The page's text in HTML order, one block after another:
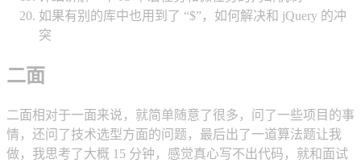
如果有别的库中也用到了 “$”，如何解决和 jQuery 的冲
突
二面
二面相对于一面来说，就简单随意了很多，问了一些项目的事
情，还问了技术选型方面的问题，最后出了一道算法题让我
做，我思考了大概 15 分钟，感觉真心写不出代码，就和面试